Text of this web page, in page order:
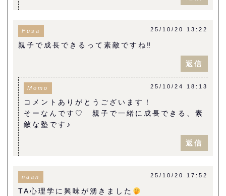
Fusa 25/10/20 13:22
親子で成長できるって素敵ですね‼︎
返信
Momo 25/10/24 18:13
コメントありがとうございます！
そーなんです♡ 親子で一緒に成長できる、素
敵な塾です♪
返信
naan 25/10/20 17:52
TA心理学に興味が湧きました